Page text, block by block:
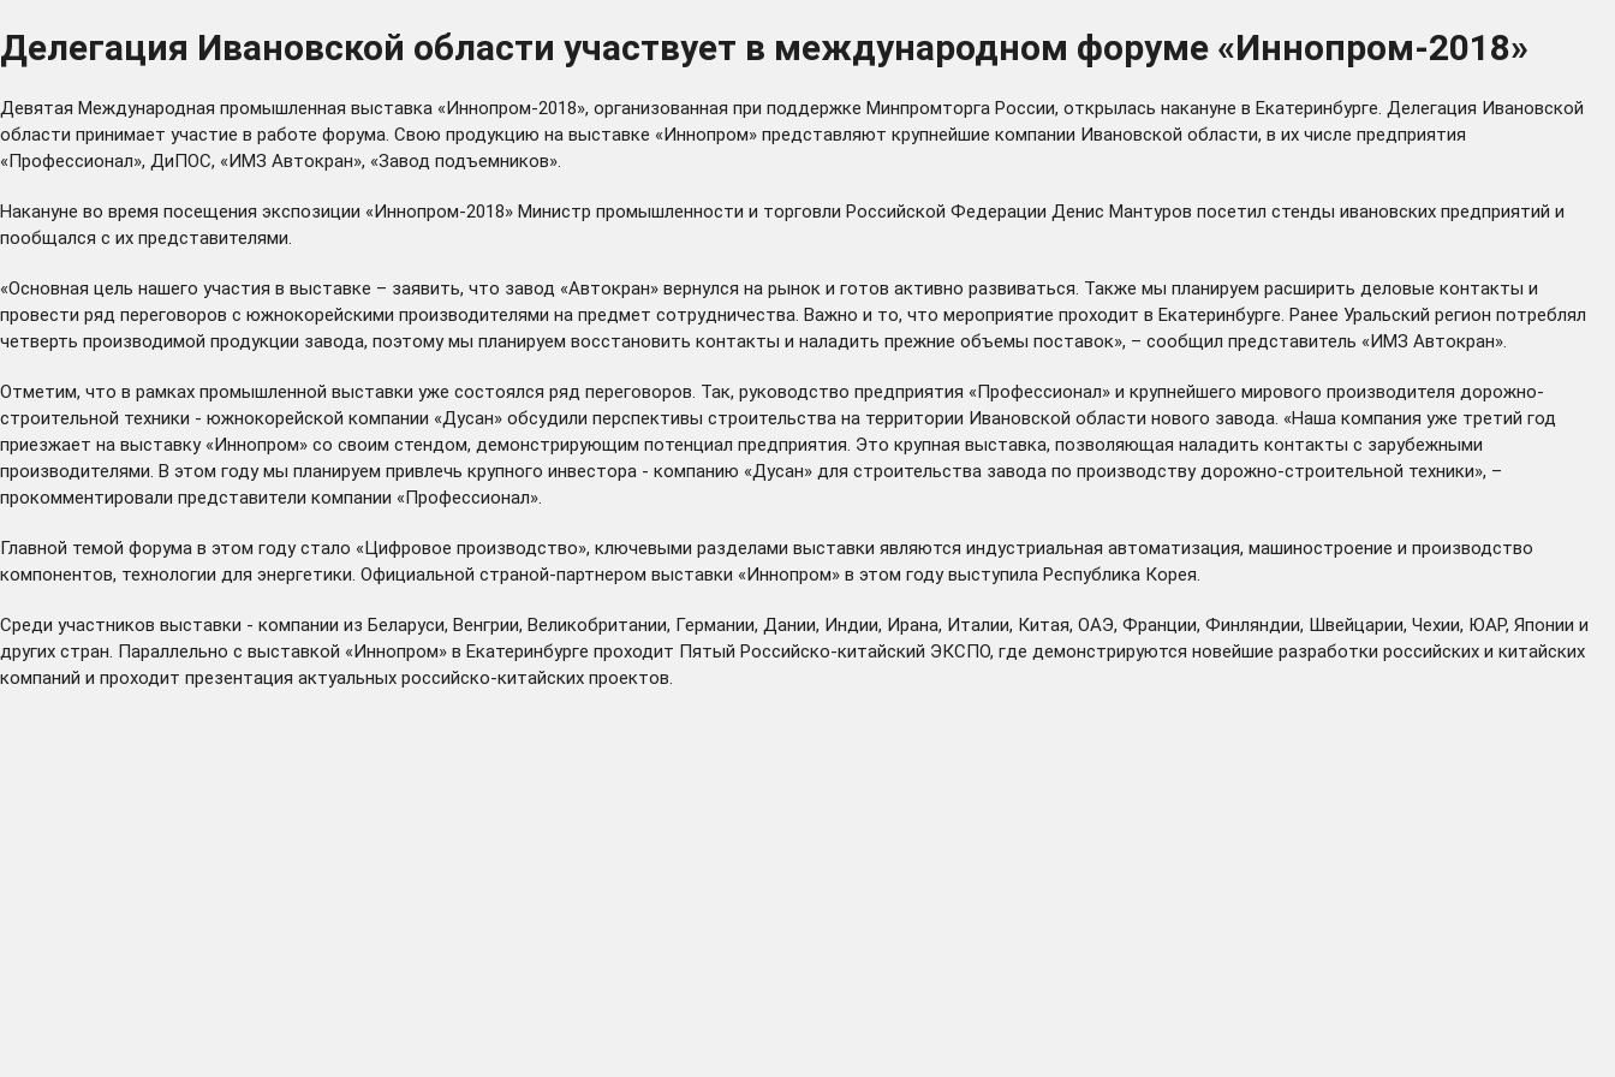
Делегация Ивановской области участвует в международном форуме «Иннопром-2018»
Девятая Международная промышленная выставка «Иннопром-2018», организованная при поддержке Минпромторга России, открылась накануне в Екатеринбурге. Делегация Ивановской
области принимает участие в работе форума. Свою продукцию на выставке «Иннопром» представляют крупнейшие компании Ивановской области, в их числе предприятия
«Профессионал», ДиПОС, «ИМЗ Автокран», «Завод подъемников».
Накануне во время посещения экспозиции «Иннопром-2018» Министр промышленности и торговли Российской Федерации Денис Мантуров посетил стенды ивановских предприятий и
пообщался с их представителями.
«Основная цель нашего участия в выставке – заявить, что завод «Автокран» вернулся на рынок и готов активно развиваться. Также мы планируем расширить деловые контакты и
провести ряд переговоров с южнокорейскими производителями на предмет сотрудничества. Важно и то, что мероприятие проходит в Екатеринбурге. Ранее Уральский регион потреблял
четверть производимой продукции завода, поэтому мы планируем восстановить контакты и наладить прежние объемы поставок», – сообщил представитель «ИМЗ Автокран».
Отметим, что в рамках промышленной выставки уже состоялся ряд переговоров. Так, руководство предприятия «Профессионал» и крупнейшего мирового производителя дорожно-
строительной техники - южнокорейской компании «Дусан» обсудили перспективы строительства на территории Ивановской области нового завода. «Наша компания уже третий год
приезжает на выставку «Иннопром» со своим стендом, демонстрирующим потенциал предприятия. Это крупная выставка, позволяющая наладить контакты с зарубежными
производителями. В этом году мы планируем привлечь крупного инвестора - компанию «Дусан» для строительства завода по производству дорожно-строительной техники», –
прокомментировали представители компании «Профессионал».
Главной темой форума в этом году стало «Цифровое производство», ключевыми разделами выставки являются индустриальная автоматизация, машиностроение и производство
компонентов, технологии для энергетики. Официальной страной-партнером выставки «Иннопром» в этом году выступила Республика Корея.
Среди участников выставки - компании из Беларуси, Венгрии, Великобритании, Германии, Дании, Индии, Ирана, Италии, Китая, ОАЭ, Франции, Финляндии, Швейцарии, Чехии, ЮАР, Японии и
других стран. Параллельно с выставкой «Иннопром» в Екатеринбурге проходит Пятый Российско-китайский ЭКСПО, где демонстрируются новейшие разработки российских и китайских
компаний и проходит презентация актуальных российско-китайских проектов.